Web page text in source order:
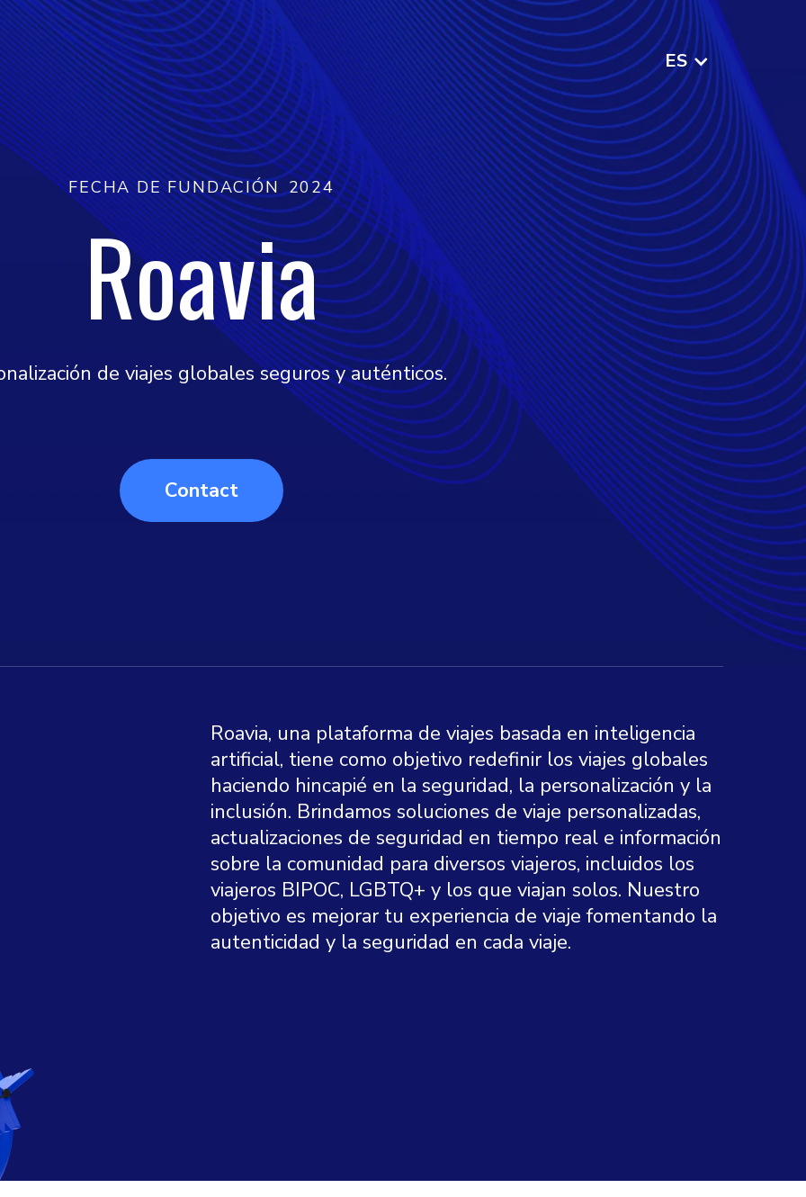
ES
FECHA DE FUNDACIÓN 2024
Roavia
de viajes globales seguros y auténticos.
Contact
Roavia, una plataforma de viajes basada en inteligencia
artificial, tiene como objetivo redefinir los viajes globales
haciendo hincapié en la seguridad, la personalización y la
inclusión. Brindamos soluciones de viaje personalizadas,
actualizaciones de seguridad en tiempo real e información
sobre la comunidad para diversos viajeros, incluidos los
viajeros BIPOC, LGBTQ+ y los que viajan solos. Nuestro
objetivo es mejorar tu experiencia de viaje fomentando la
autenticidad y la seguridad en cada viaje.